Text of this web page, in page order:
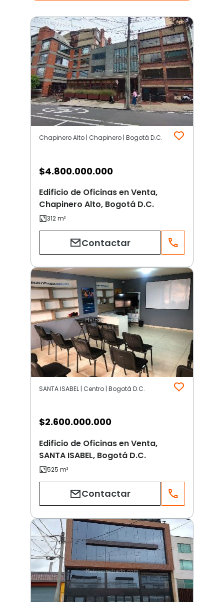
Chapinero Alto | Chapinero | Bogotá D.C.
$4.800.000.000
Edificio de Oficinas en Venta,
Chapinero Alto, Bogotá D.C.
Contactar
SANTA ISABEL | Centro | Bogotá D.C.
$2.600.000.000
Edificio de Oficinas en Venta,
SANTA ISABEL, Bogotá D.C.
Contactar